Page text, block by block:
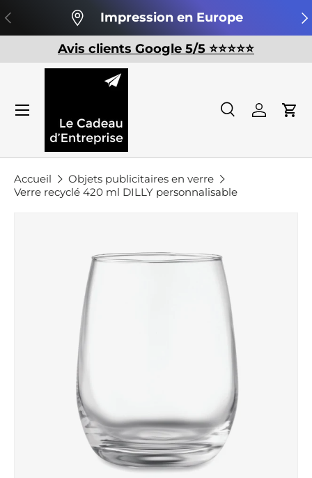
Aller au contenu
Précédent Impression en Europe
Avis clients Google 5/5 ⭐️⭐️⭐️⭐️⭐️
Recherche
Recherche
Se
Accueil
Objets publicitaires en verre
Verre recyclé 420 ml DILLY personnalisable